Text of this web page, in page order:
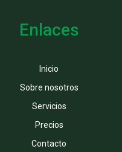
Enlaces
Inicio
Sobre nosotros
Servicios
Precios
Contacto